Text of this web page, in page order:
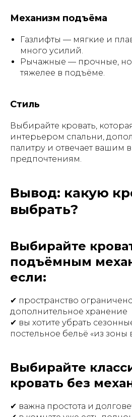
Механизм подъёма
Газлифты — мягкие и
много усилий.
Рычажные — прочные, но
тяжелее в подъёме.
Стиль
Выбирайте кровать,
интерьером спальни,
палитру и отвечает вашим
предпочтениям.
Вывод: какую
выбрать?
Выбирайте
подъёмным
если:
✔ пространство
дополнительное хранение
✔ вы хотите убрать
постельное бельё «из зоны
Выбирайте
кровать без
✔ важна простота и